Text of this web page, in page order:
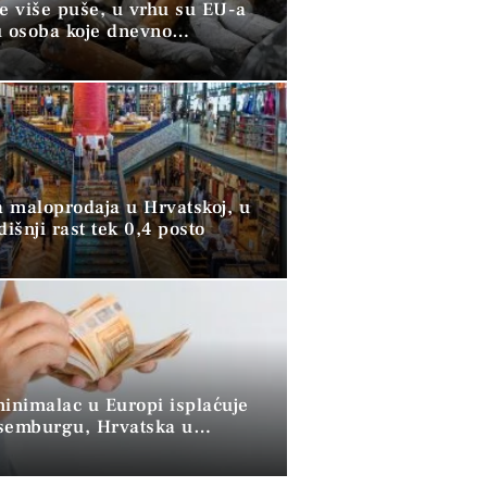
više puše, u vrhu su EU-a
koje dnevno
duhan
maloprodaja u Hrvatskoj, u
rast tek 0,4 posto
u Europi isplaćuje
Hrvatska u